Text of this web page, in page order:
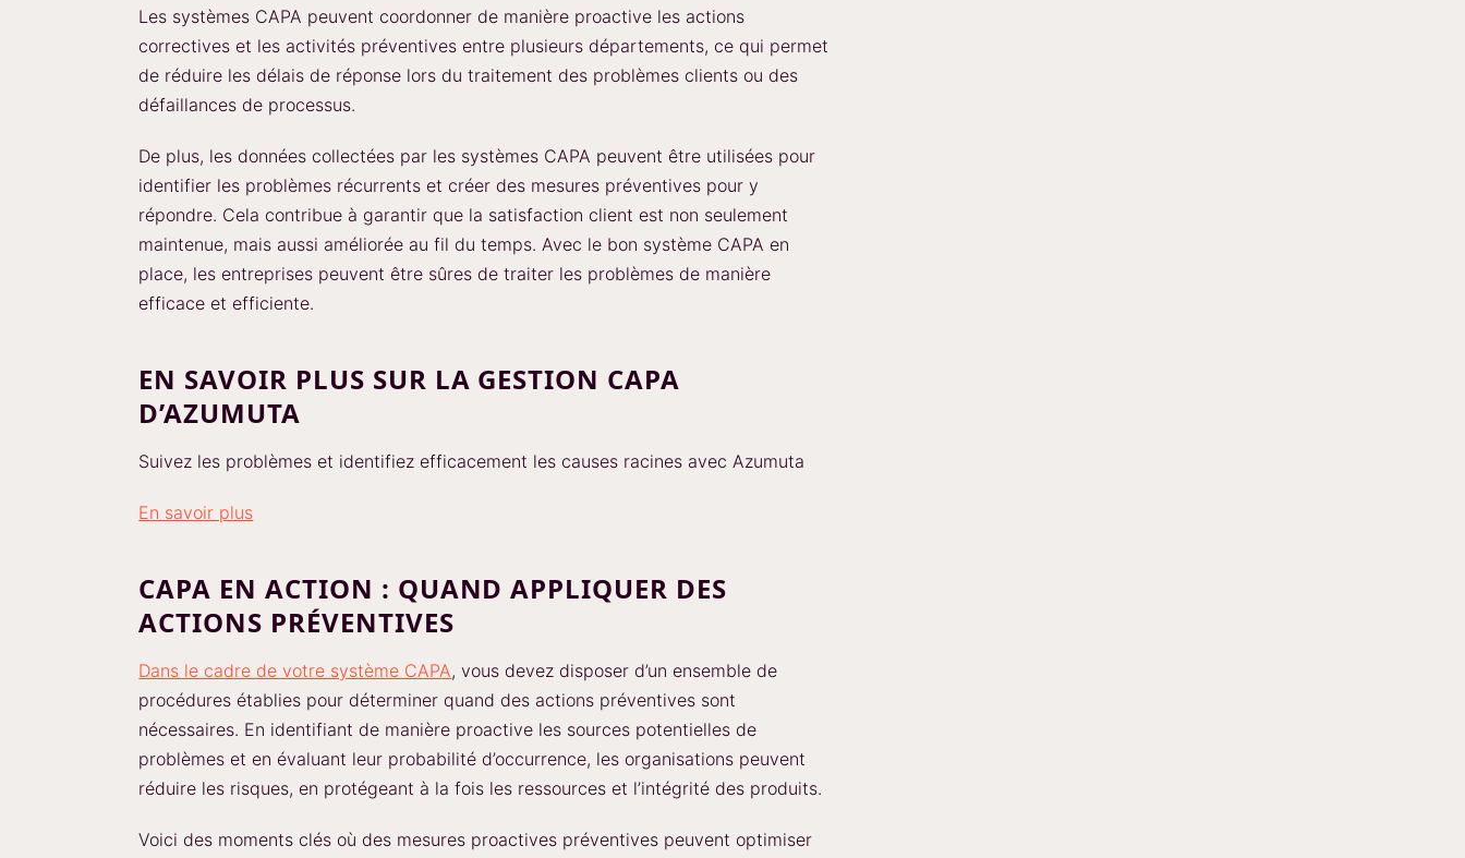
Les systèmes CAPA peuvent coordonner de manière proactive les actions
correctives et les activités préventives entre plusieurs départements, ce qui permet
de réduire les délais de réponse lors du traitement des problèmes clients ou des
défaillances de processus.
De plus, les données collectées par les systèmes CAPA peuvent être utilisées pour
identifier les problèmes récurrents et créer des mesures préventives pour y
répondre. Cela contribue à garantir que la satisfaction client est non seulement
maintenue, mais aussi améliorée au fil du temps. Avec le bon système CAPA en
place, les entreprises peuvent être sûres de traiter les problèmes de manière
efficace et efficiente.
EN SAVOIR PLUS SUR LA GESTION CAPA
D’AZUMUTA
Suivez les problèmes et identifiez efficacement les causes racines avec Azumuta
En savoir plus
CAPA EN ACTION : QUAND APPLIQUER DES
ACTIONS PRÉVENTIVES
Dans le cadre de votre système CAPA, vous devez disposer d’un ensemble de
procédures établies pour déterminer quand des actions préventives sont
nécessaires. En identifiant de manière proactive les sources potentielles de
problèmes et en évaluant leur probabilité d’occurrence, les organisations peuvent
réduire les risques, en protégeant à la fois les ressources et l’intégrité des produits.
Voici des moments clés où des mesures proactives préventives peuvent optimiser